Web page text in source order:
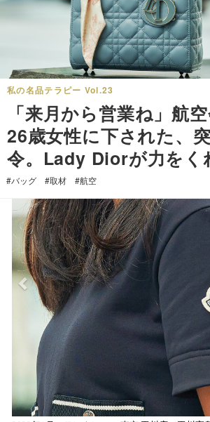
私の名品テラピー Vol.23
「来月から営業ね」航
26歳女性に下された、
令。Lady Diorが力を
#バッグ #取材 #航空